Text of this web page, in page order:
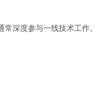
常深度参与一线技术工作。